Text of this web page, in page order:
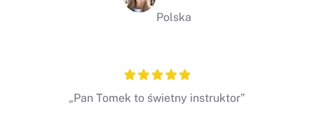
Polska
„Pan Tomek to świetny instruktor”